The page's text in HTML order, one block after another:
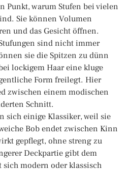
Punkt, warum Stufen bei vielen
Sie können Volumen
und das Gesicht öffnen.
sind nicht immer
sie die Spitzen zu dünn
lockigem Haar eine kluge
Form freilegt. Hier
zwischen einem modischen
Schnitt.
sich einige Klassiker, weil sie
Bob endet zwischen Kinn
gepflegt, ohne streng zu
Deckpartie gibt dem
sich modern oder klassisch